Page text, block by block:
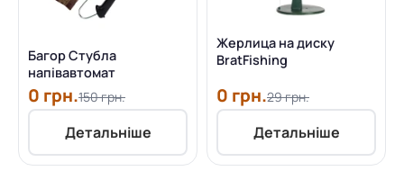
Багор Стубла
напівавтомат
0 грн.150 грн.
Детальніше
Жерлица на диску
BratFishing
0 грн.29 грн.
Детальніше